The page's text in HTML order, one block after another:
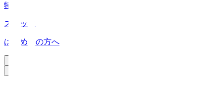
特集
スタッツ
はじめての方へ